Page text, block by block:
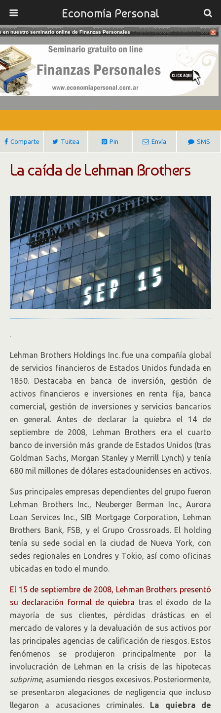
Economía Personal
15/09/2018
A Diez Años De La Quiebra De
Lehman Brothers
Comparte Tuitea Pin Envía SMS
La caída de Lehman Brothers
.
Lehman Brothers Holdings Inc. fue una compañía global
de servicios financieros de Estados Unidos fundada en
1850. Destacaba en banca de inversión, gestión de
activos financieros e inversiones en renta fija, banca
comercial, gestión de inversiones y servicios bancarios
en general. Antes de declarar la quiebra el 14 de
septiembre de 2008, Lehman Brothers era el cuarto
banco de inversión más grande de Estados Unidos (tras
Goldman Sachs, Morgan Stanley y Merrill Lynch) y tenía
680 mil millones de dólares estadounidenses en activos.
Sus principales empresas dependientes del grupo fueron
Lehman Brothers Inc., Neuberger Berman Inc., Aurora
Loan Services Inc., SIB Mortgage Corporation, Lehman
Brothers Bank, FSB, y el Grupo Crossroads. El holding
tenía su sede social en la ciudad de Nueva York, con
sedes regionales en Londres y Tokio, así como oficinas
ubicadas en todo el mundo.
El 15 de septiembre de 2008, Lehman Brothers presentó
su declaración formal de quiebra tras el éxodo de la
mayoría de sus clientes, pérdidas drásticas en el
mercado de valores y la devaluación de sus activos por
las principales agencias de calificación de riesgos. Estos
fenómenos se produjeron principalmente por la
involucración de Lehman en la crisis de las hipotecas
subprime, asumiendo riesgos excesivos. Posteriormente,
se presentaron alegaciones de negligencia que incluso
llegaron a acusaciones criminales. La quiebra de
en nuestro seminario online de Finanzas Personales